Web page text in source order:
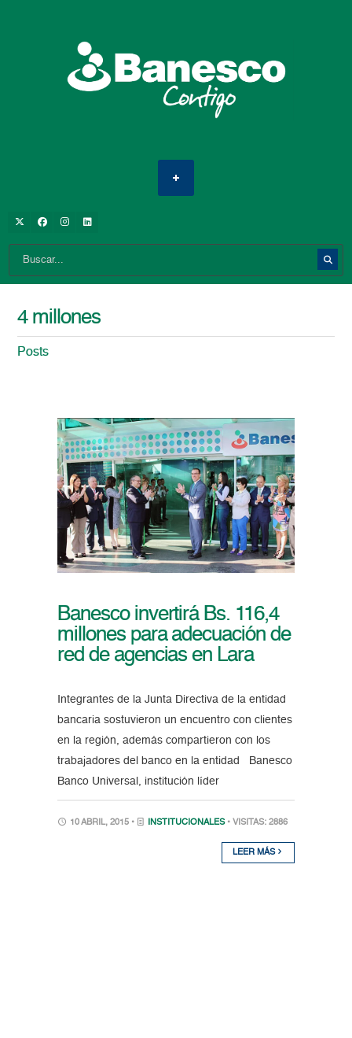
4 millones
Posts
Banesco invertirá Bs. 116,4
millones para adecuación de
red de agencias en Lara
Integrantes de la Junta Directiva de la entidad
bancaria sostuvieron un encuentro con clientes
en la región, además compartieron con los
trabajadores del banco en la entidad Banesco
Banco Universal, institución líder
10 ABRIL, 2015 • INSTITUCIONALES • VISITAS: 2886
LEER MÁS